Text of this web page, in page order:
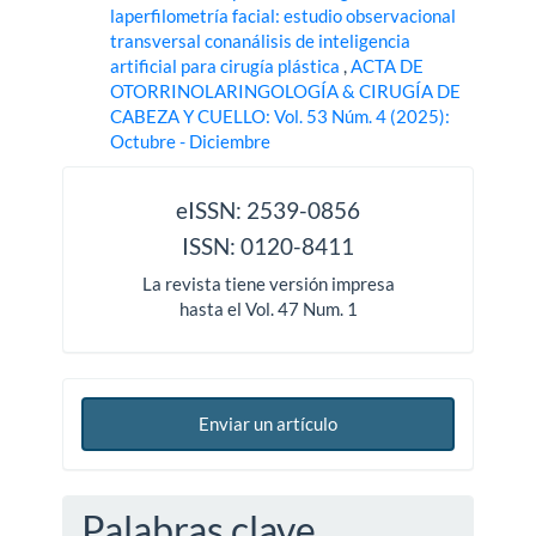
laperfilometría facial: estudio observacional
transversal conanálisis de inteligencia
artificial para cirugía plástica,ACTA DE
OTORRINOLARINGOLOGÍA & CIRUGÍA DE
CABEZA Y CUELLO: Vol. 53 Núm. 4 (2025):
Octubre - Diciembre
eISSN: 2539-0856
ISSN: 0120-8411
La revista tiene versión impresa
hasta el Vol. 47 Num. 1
Enviar un artículo